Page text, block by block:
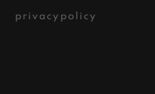
privacypolicy